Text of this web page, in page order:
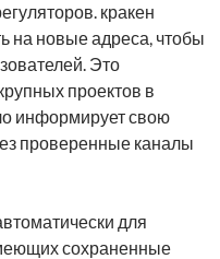
кракен
на новые адреса, чтобы
Это
проектов в
информирует свою
проверенные каналы
для
сохраненные